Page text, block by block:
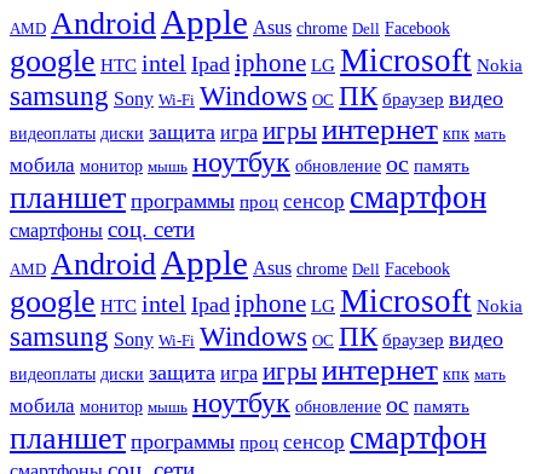
AMD Android Apple Asus chrome Dell Facebook
google HTC intel Ipad iphone LG Microsoft Nokia
samsung Sony Wi-Fi Windows ОС ПК браузер видео
видеоплаты диски защита игра игрыинтернет кпк мать
мобила монитор мышь ноутбук обновление ос память
планшет программы проц сенсор смартфон
смартфоны соц. сети
AMD Android Apple Asus chrome Dell Facebook
google HTC intel Ipad iphone LG Microsoft Nokia
samsung Sony Wi-Fi Windows ОС ПК браузер видео
видеоплаты диски защита игра игрыинтернет кпк мать
мобила монитор мышь ноутбук обновление ос память
планшет программы проц сенсор смартфон